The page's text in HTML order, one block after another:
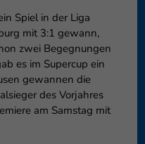
Spiel in der Liga
mit 3:1 gewann,
zwei Begegnungen
es im Supercup ein
gewannen die
des Vorjahres
am Samstag mit